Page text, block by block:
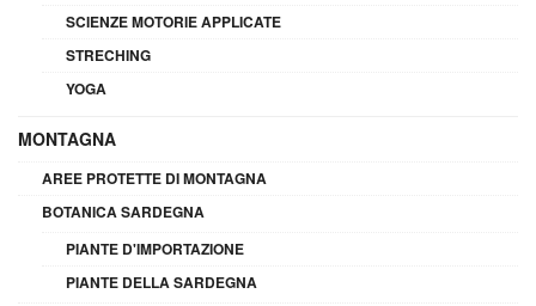
SCIENZE MOTORIE APPLICATE
STRECHING
YOGA
MONTAGNA
AREE PROTETTE DI MONTAGNA
BOTANICA SARDEGNA
PIANTE D'IMPORTAZIONE
PIANTE DELLA SARDEGNA